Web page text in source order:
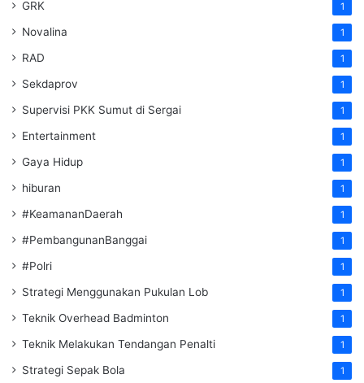
GRK 1
Novalina 1
RAD 1
Sekdaprov 1
Supervisi PKK Sumut di Sergai 1
Entertainment 1
Gaya Hidup 1
hiburan 1
#KeamananDaerah 1
#PembangunanBanggai 1
#Polri 1
Strategi Menggunakan Pukulan Lob 1
Teknik Overhead Badminton 1
Teknik Melakukan Tendangan Penalti 1
Strategi Sepak Bola 1